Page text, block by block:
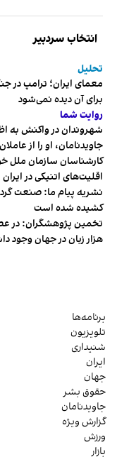
انتخاب سردبیر
تحلیل
معمای ایران؛ ترامپ در
برای آن دیده نمی‌شود
روایت شما
شهروندان در واکنش به
جاویدنامان، او را از
کارشناسان سازمان ملل
اقلیت‌های اتنیکی در
نشریه پیام ما: صنعت
کشیده شده است
هزار زبان در جهان وجود
برنامه‌ها
تلویزیون
شنیداری
ایران
جهان
حقوق بشر
جاویدنامان
گزارش ویژه
ورزش
بازار